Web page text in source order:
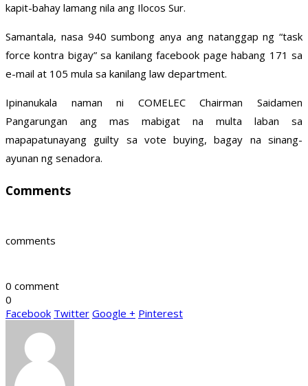
kapit-bahay lamang nila ang Ilocos Sur.
Samantala, nasa 940 sumbong anya ang natanggap ng “task
force kontra bigay” sa kanilang facebook page habang 171 sa
e-mail at 105 mula sa kanilang law department.
Ipinanukala naman ni COMELEC Chairman Saidamen
Pangarungan ang mas mabigat na multa laban sa
mapapatunayang guilty sa vote buying, bagay na sinang-
ayunan ng senadora.
Comments
comments
0 comment
0
Facebook Twitter Google + Pinterest